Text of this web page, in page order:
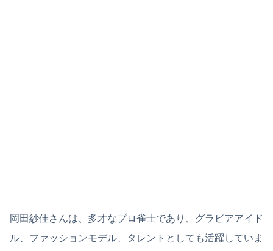
岡田紗佳さんは、多才なプロ雀士であり、グラビアアイド
ル、ファッションモデル、タレントとしても活躍していま